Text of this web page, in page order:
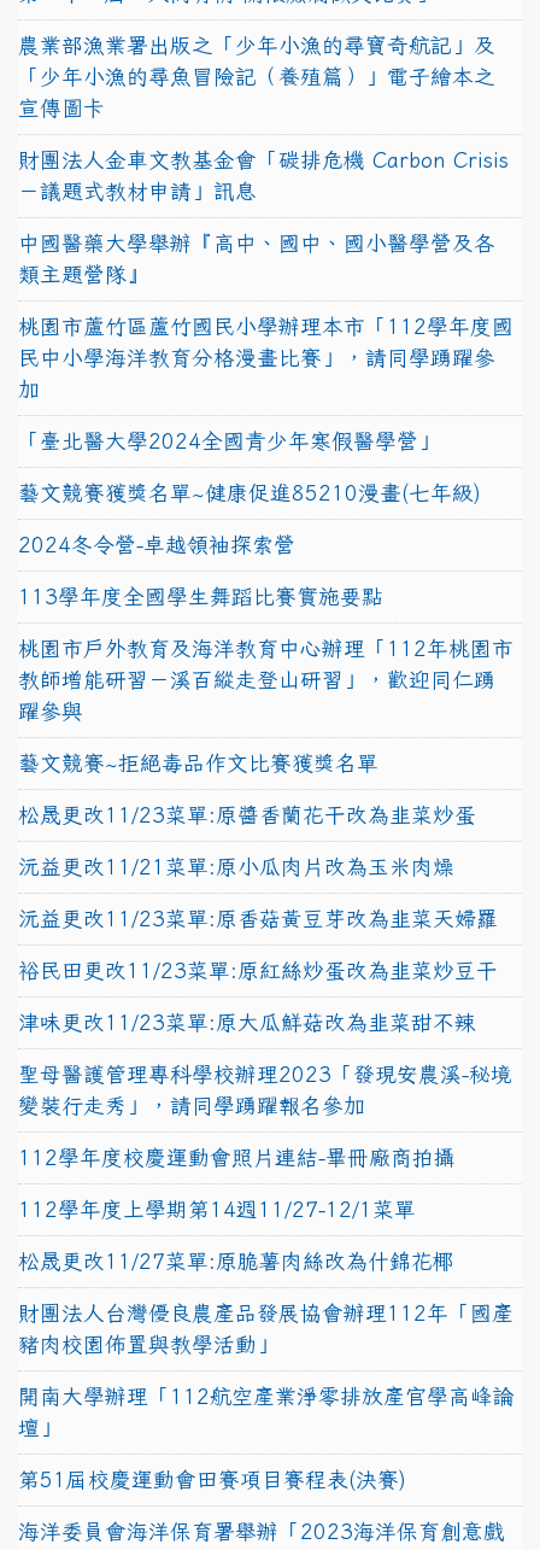
農業部漁業署出版之「少年小漁的尋寶奇航記」及
「少年小漁的尋魚冒險記（養殖篇）」電子繪本之
宣傳圖卡
財團法人金車文教基金會「碳排危機 Carbon Crisis
－議題式教材申請」訊息
中國醫藥大學舉辦『高中、國中、國小醫學營及各
類主題營隊』
桃園市蘆竹區蘆竹國民小學辦理本市「112學年度國
民中小學海洋教育分格漫畫比賽」，請同學踴躍參
加
「臺北醫大學2024全國青少年寒假醫學營」
藝文競賽獲獎名單~健康促進85210漫畫(七年級)
2024冬令營-卓越領袖探索營
113學年度全國學生舞蹈比賽實施要點
桃園市戶外教育及海洋教育中心辦理「112年桃園市
教師增能研習－溪百縱走登山研習」，歡迎同仁踴
躍參與
藝文競賽~拒絕毒品作文比賽獲獎名單
松晟更改11/23菜單:原醬香蘭花干改為韭菜炒蛋
沅益更改11/21菜單:原小瓜肉片改為玉米肉燥
沅益更改11/23菜單:原香菇黃豆芽改為韭菜天婦羅
裕民田更改11/23菜單:原紅絲炒蛋改為韭菜炒豆干
津味更改11/23菜單:原大瓜鮮菇改為韭菜甜不辣
聖母醫護管理專科學校辦理2023「發現安農溪-秘境
變裝行走秀」，請同學踴躍報名參加
112學年度校慶運動會照片連結-畢冊廠商拍攝
112學年度上學期第14週11/27-12/1菜單
松晟更改11/27菜單:原脆薯肉絲改為什錦花椰
財團法人台灣優良農產品發展協會辦理112年「國產
豬肉校園佈置與教學活動」
開南大學辦理「112航空產業淨零排放產官學高峰論
壇」
第51屆校慶運動會田賽項目賽程表(決賽)
海洋委員會海洋保育署舉辦「2023海洋保育創意戲